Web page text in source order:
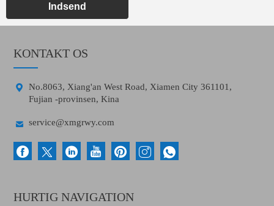
Indsend
KONTAKT OS

No.8063, Xiang'an West Road, Xiamen City 361101,
Fujian -provinsen, Kina
 service@xmgrwy.com
HURTIG NAVIGATION